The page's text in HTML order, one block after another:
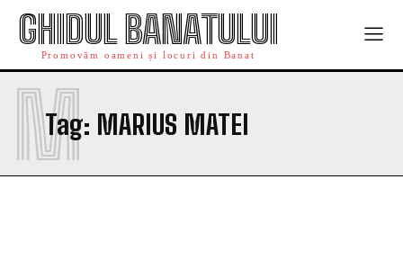
GHIDUL BANATULUI
Promovăm oameni și locuri din Banat
Tag: MARIUS MATEI
M